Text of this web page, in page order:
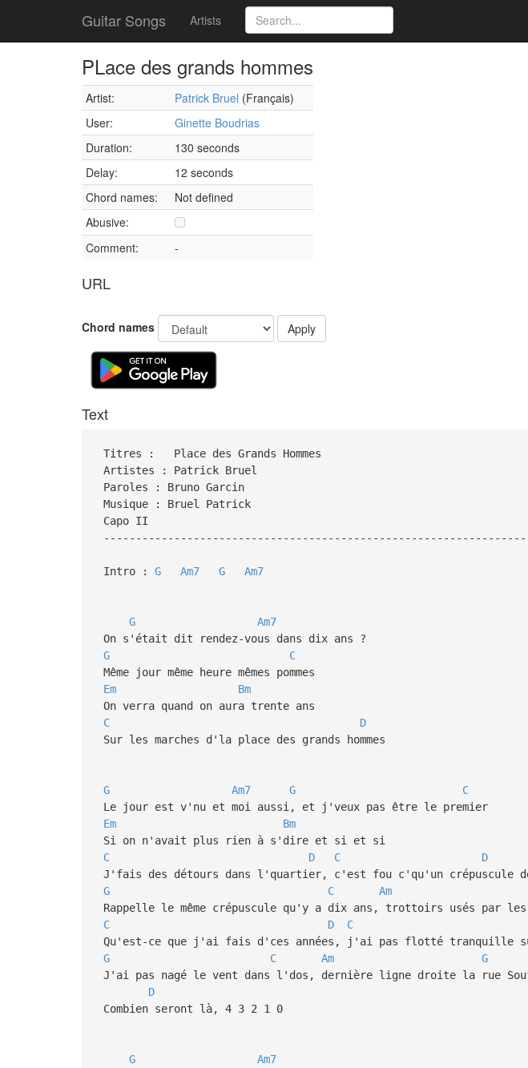
Guitar Songs Artists
PLace des grands hommes
Artist: Patrick Bruel (Français)
User:
Ginette Boudrias
Duration:
130 seconds
Delay:
12 seconds
Chord names:
Not defined
Abusive:
Comment:
-
URL
Chord names Apply
Text
Titres : Place des Grands Hommes
Artistes : Patrick Bruel
Paroles : Bruno Garcin
Musique : Bruel Patrick
Capo II
Intro : G Am7 G Am7
G
Am7
On s'était dit rendez-vous dans dix ans ?
G
C
Même jour même heure mêmes pommes
Em
Bm
On verra quand on aura trente ans
C
D
Sur les marches d'la place des grands hommes
G Am7 G
C
Le jour est v'nu et moi aussi, et j'veux pas être le premier
Em
Bm
Si on n'avait plus rien à s'dire et si et si
C
D C
D
J'fais des détours dans l'quartier, c'est fou c'qu'un crépuscule
G
C Am
Rappelle le même crépuscule qu'y a dix ans, trottoirs usés par les
C
D C
Qu'est-ce que j'ai fais d'ces années, j'ai pas flotté tranquille
G
C Am
G
J'ai pas nagé le vent dans l'dos, dernière ligne droite la rue
D
Combien seront là, 4 3 2 1 0
G
Am7